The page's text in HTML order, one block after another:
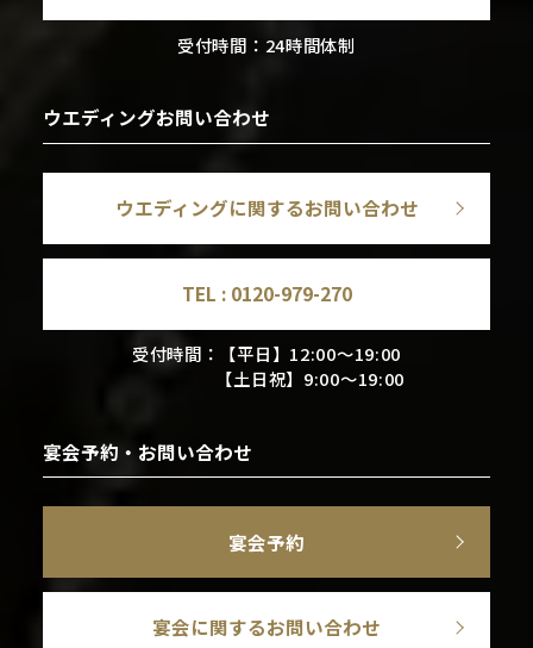
受付時間：24時間体制
ウエディングお問い合わせ
ウエディングに関するお問い合わせ
TEL : 0120-979-270
受付時間：【平日】12:00～19:00
【土日祝】9:00～19:00
宴会予約・お問い合わせ
宴会予約
宴会に関するお問い合わせ